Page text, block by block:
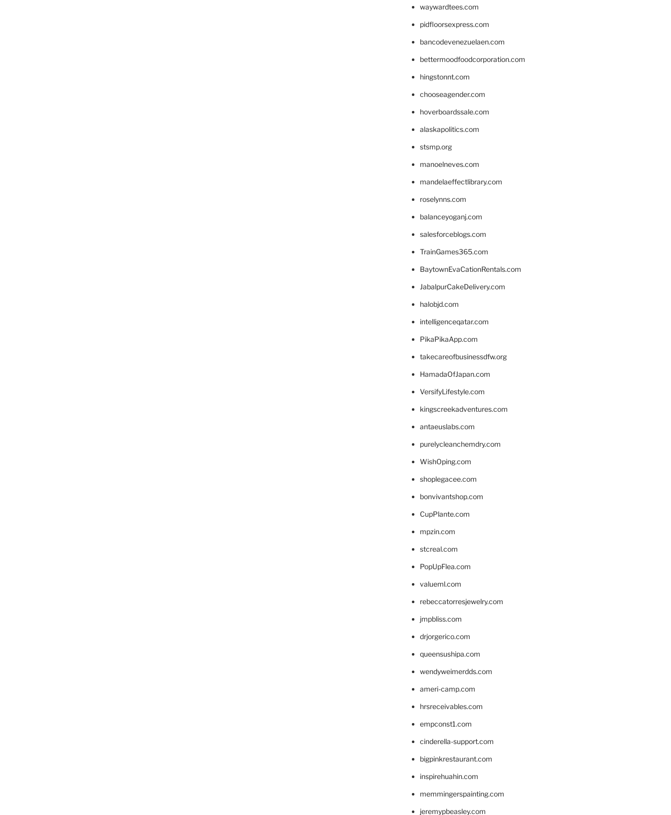
waywardtees.com
pidfloorsexpress.com
bancodevenezuelaen.com
bettermoodfoodcorporation.com
hingstonnt.com
chooseagender.com
hoverboardssale.com
alaskapolitics.com
stsmp.org
manoelneves.com
mandelaeffectlibrary.com
roselynns.com
balanceyoganj.com
salesforceblogs.com
TrainGames365.com
BaytownEvaCationRentals.com
JabalpurCakeDelivery.com
halobjd.com
intelligenceqatar.com
PikaPikaApp.com
takecareofbusinessdfw.org
HamadaOfJapan.com
VersifyLifestyle.com
kingscreekadventures.com
antaeuslabs.com
purelycleanchemdry.com
WishOping.com
shoplegacee.com
bonvivantshop.com
CupPlante.com
mpzin.com
stcreal.com
PopUpFlea.com
valueml.com
rebeccatorresjewelry.com
jmpbliss.com
drjorgerico.com
queensushipa.com
wendyweimerdds.com
ameri-camp.com
hrsreceivables.com
empconst1.com
cinderella-support.com
bigpinkrestaurant.com
inspirehuahin.com
memmingerspainting.com
jeremypbeasley.com